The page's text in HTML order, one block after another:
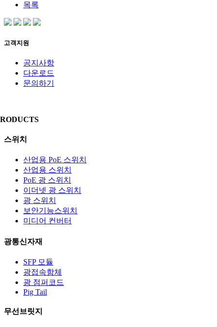
목록
고객지원
공지사항
다운로드
문의하기
스위치
산업용 PoE 스위치
산업용 스위치
PoE 광 스위치
이더넷 광 스위치
광 스위치
보안기능스위치
미디어 컨버터
광통신자재
SFP 모듈
광접속함체
광 점퍼코드
Pig Tail
무선브릿지